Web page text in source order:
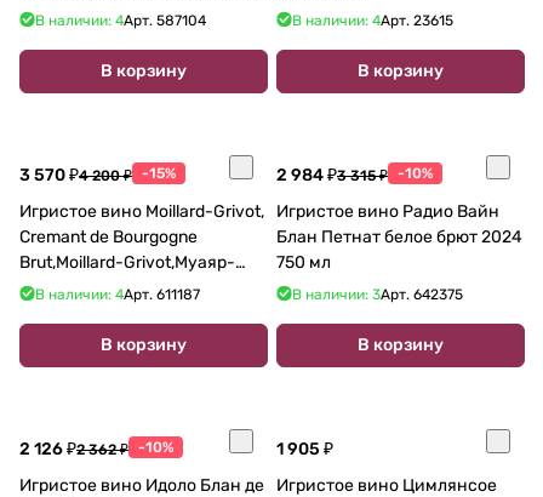
DOC Secco 750 мл
В наличии: 4Арт. 587104
В корзину
В наличии: 4Арт. 23615
В корзину
3 570 ₽4 200 ₽ -15%
Игристое вино Moillard-Grivot,
Cremant de Bourgogne
Brut,Moillard-Grivot,Муаяр-
Гриво, Креман де Бургонь
В наличии: 4Арт. 611187
В корзину
2 984 ₽3 315 ₽ -10%
Игристое вино Радио Вайн
Блан Петнат белое брют 2024
750 мл
В наличии: 3Арт. 642375
В корзину
2 126 ₽2 362 ₽ -10%
Игристое вино Идоло Блан де
1 905 ₽
Игристое вино Цимлянсое